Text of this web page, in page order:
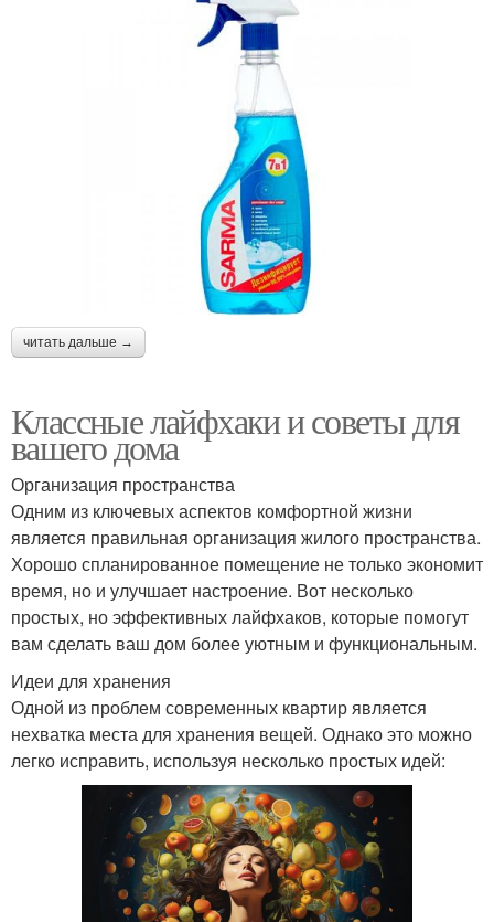
читать дальше →
Классные лайфхаки и советы для
вашего дома
Организация пространства
Одним из ключевых аспектов комфортной жизни
является правильная организация жилого пространства.
Хорошо спланированное помещение не только экономит
время, но и улучшает настроение. Вот несколько
простых, но эффективных лайфхаков, которые помогут
вам сделать ваш дом более уютным и функциональным.
Идеи для хранения
Одной из проблем современных квартир является
нехватка места для хранения вещей. Однако это можно
легко исправить, используя несколько простых идей: